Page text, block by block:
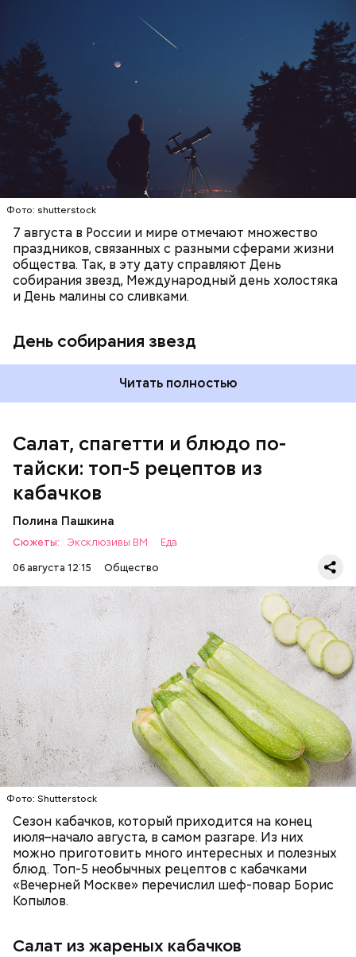
Фото: shutterstock
7 августа в России и мире отмечают множество
праздников, связанных с разными сферами жизни
общества. Так, в эту дату справляют День
собирания звезд, Международный день холостяка
и День малины со сливками.
День собирания звезд
День собирания звезд учрежден в честь
метеорного потока Персеиды, который ежегодно
можно наблюдать в августе. Все любители
смотреть на звездопад 7 августа выезжают за
город — в местность, где нет светового
загрязнения и где можно невооруженным глазом
наблюдать за падающими звездами.
Читать полностью
ЕДА ПРАЗДНИКИ
СЛАДОСТИ
Салат, спагетти и блюдо по-
тайски: топ-5 рецептов из
кабачков
Полина Пашкина
Сюжеты: Эксклюзивы ВМ
Еда
06 августа 12:15
Общество
Фото: Shutterstock
Сезон кабачков, который приходится на конец
июля–начало августа, в самом разгаре. Из них
можно приготовить много интересных и полезных
блюд. Топ-5 необычных рецептов с кабачками
«Вечерней Москве» перечислил шеф-повар Борис
Копылов.
Салат из жареных кабачков
Ингредиенты:
кабачок;
петрушка;
оливковое масло;
— Кабачки, порезанные кубиками, нужно легко
обжарить на сковороде. К ним добавляются зелень
петрушки, чеснок, соль и оливковое масло.
Получается очень вкусно, — поделился рецептом
Копылов.
ЕДА ОВОЩИ РЕЦЕПТЫ